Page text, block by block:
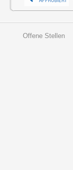
Offene Stellen